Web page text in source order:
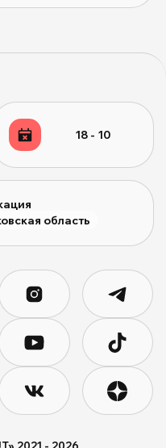
18 - 10
область
2021 - 2026